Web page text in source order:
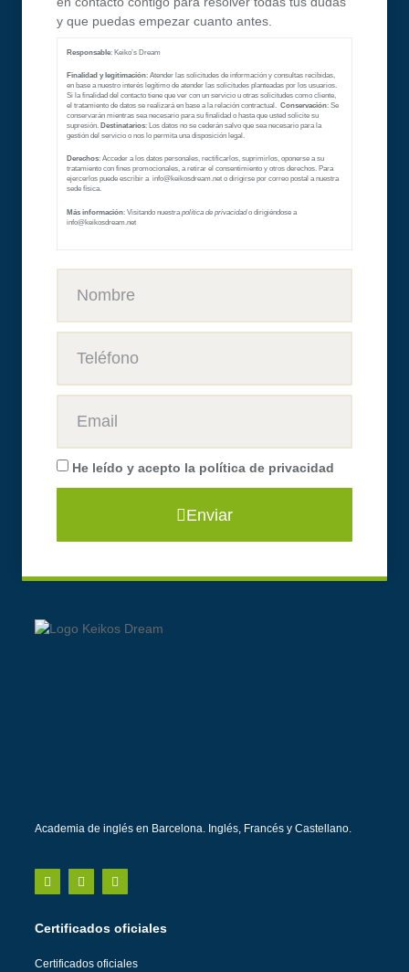
y que puedas empezar cuanto antes.
Responsable: Keiko’s Dream
Finalidad y legitimación: Atender las solicitudes de información y consultas recibidas,
en base a nuestro interés legítimo de atender las solicitudes planteadas por los usuarios.
Si la finalidad del contacto tiene que ver con un servicio u otras solicitudes como cliente,
el tratamiento de datos se realizará en base a la relación contractual. Conservación: Se
conservarán mientras sea necesario para su finalidad o hasta que usted solicite su
supresión. Destinatarios: Los datos no se cederán salvo que sea necesario para la
gestión del servicio o nos lo permita una disposición legal.
Derechos: Acceder a los datos personales, rectificarlos, suprimirlos, oponerse a su
tratamiento con fines promocionales, a retirar el consentimiento y otros derechos. Para
ejercerlos puede escribir a info@keikosdream.net o dirigirse por correo postal a nuestra
sede física.
Más información: Visitando nuestrapolítica de privacidad o dirigiéndose a
info@keikosdream.net
He leído y acepto la política de privacidad
Enviar
Academia de inglés en Barcelona. Inglés, Francés y Castellano.
Certificados oficiales
Certificados oficiales